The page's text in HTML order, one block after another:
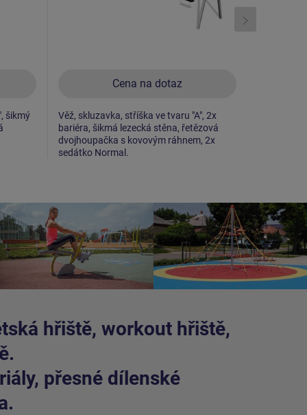
šikmý
Cena na dotaz
Věž, skluzavka, stříška ve tvaru "A", 2x
bariéra, šikmá lezecká stěna, řetězová
dvojhoupačka s kovovým ráhnem, 2x
sedátko Normal.
hřiště, workout hřiště,
přesné dílenské